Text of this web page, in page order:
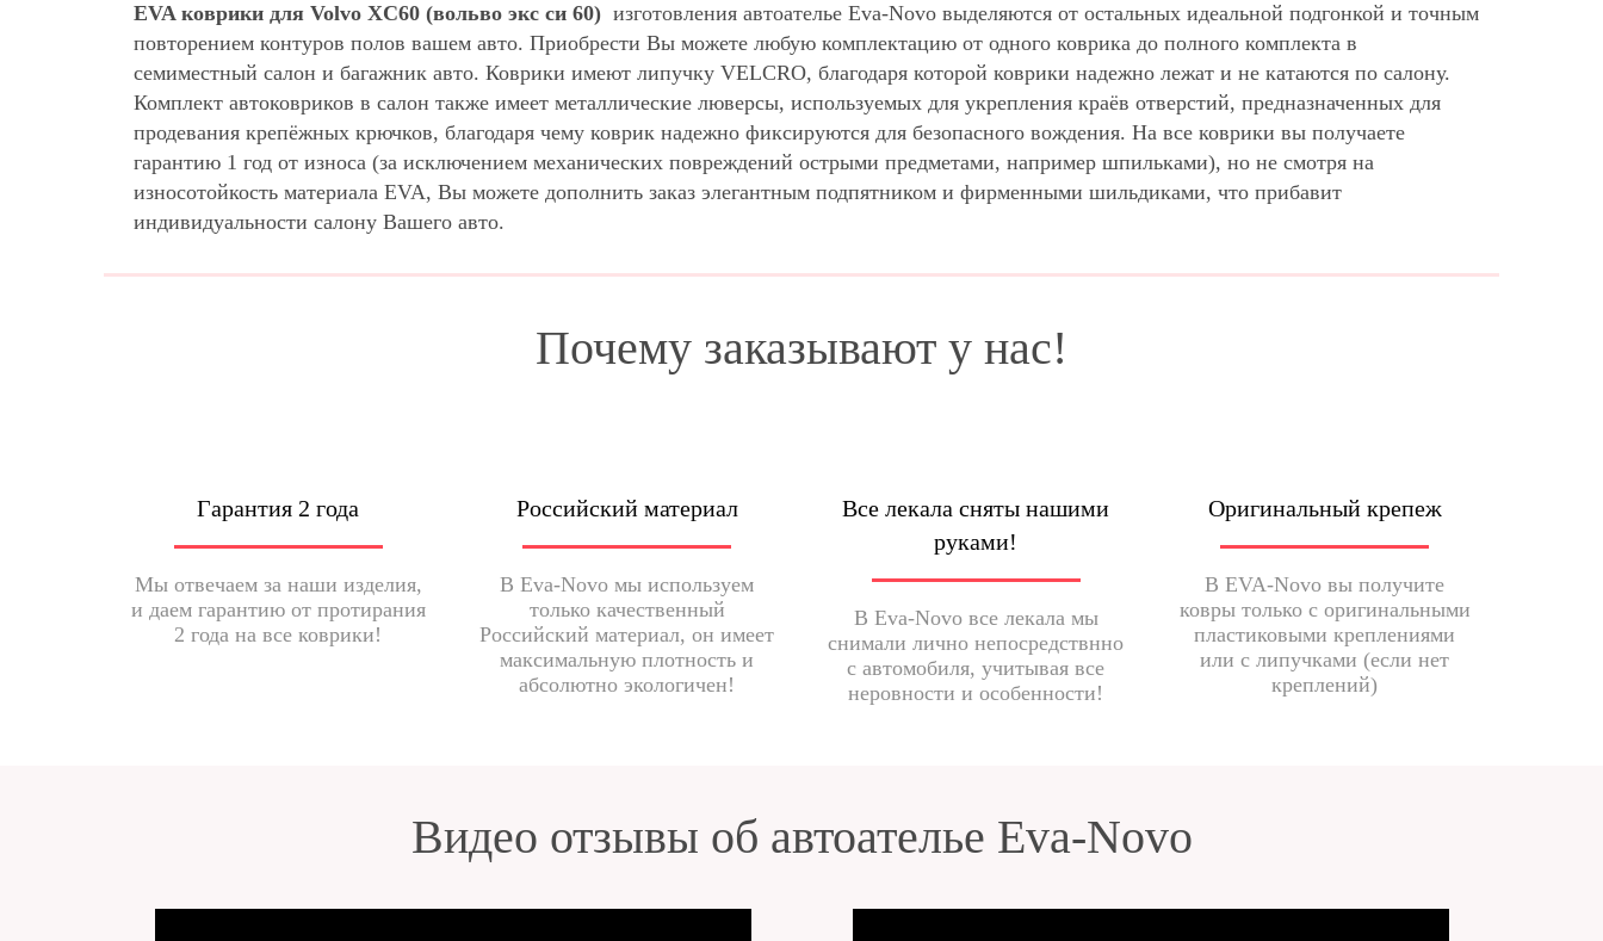
EVA коврики для Volvo XC60 (вольво экс си 60) изготовления автоателье Eva-Novo выделяются от остальных идеальной подгонкой и точным
повторением контуров полов вашем авто. Приобрести Вы можете любую комплектацию от одного коврика до полного комплекта в
семиместный салон и багажник авто. Коврики имеют липучку VELCRO, благодаря которой коврики надежно лежат и не катаются по салону.
Комплект автоковриков в салон также имеет металлические люверсы, используемых для укрепления краёв отверстий, предназначенных для
продевания крепёжных крючков, благодаря чему коврик надежно фиксируются для безопасного вождения. На все коврики вы получаете
гарантию 1 год от износа (за исключением механических повреждений острыми предметами, например шпильками), но не смотря на
износотойкость материала EVA, Вы можете дополнить заказ элегантным подпятником и фирменными шильдиками, что прибавит
индивидуальности салону Вашего авто.
Почему заказывают у нас!
Гарантия 2 года
Мы отвечаем за наши изделия,
и даем гарантию от протирания
2 года на все коврики!
Российский материал
В Eva-Novo мы используем
только качественный
Российский материал, он имеет
максимальную плотность и
абсолютно экологичен!
Все лекала сняты нашими
руками!
В Eva-Novo все лекала мы
снимали лично непосредствнно
с автомобиля, учитывая все
неровности и особенности!
Оригинальный крепеж
В EVA-Novo вы получите
ковры только с оригинальными
пластиковыми креплениями
или с липучками (если нет
креплений)
Видео отзывы об автоателье Eva-Novo